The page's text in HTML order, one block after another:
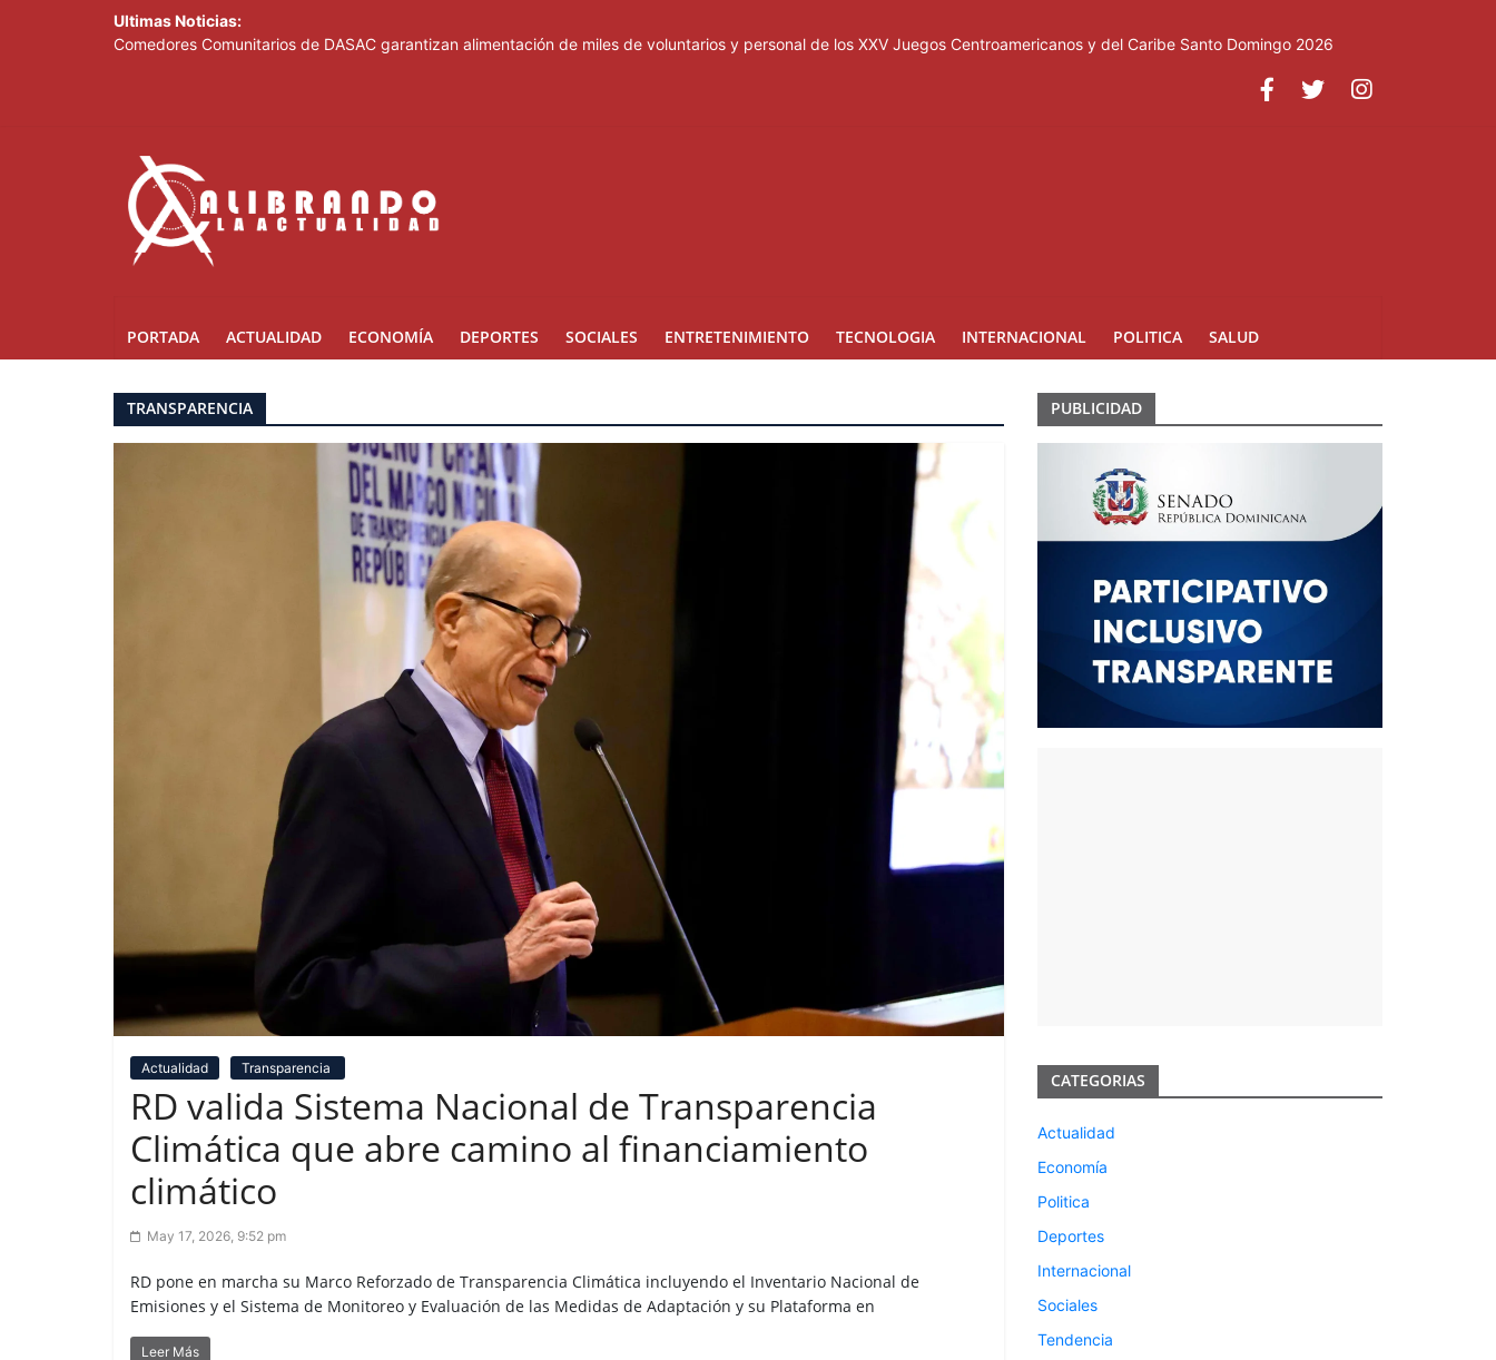
Ultimas Noticias:
Comedores Comunitarios de DASAC garantizan alimentación de miles de voluntarios y personal de los XXV Juegos Centroamericanos y del Caribe Santo Domingo 2026
PORTADA ACTUALIDAD ECONOMÍA DEPORTES SOCIALES ENTRETENIMIENTO TECNOLOGIA INTERNACIONAL POLITICA SALUD
TRANSPARENCIA
Actualidad Transparencia
RD valida Sistema Nacional de Transparencia
Climática que abre camino al financiamiento
climático
May 17, 2026, 9:52 pm
RD pone en marcha su Marco Reforzado de Transparencia Climática incluyendo el Inventario Nacional de
Emisiones y el Sistema de Monitoreo y Evaluación de las Medidas de Adaptación y su Plataforma en
Leer Más
PUBLICIDAD
CATEGORIAS
Actualidad
Economía
Politica
Deportes
Internacional
Sociales
Tendencia